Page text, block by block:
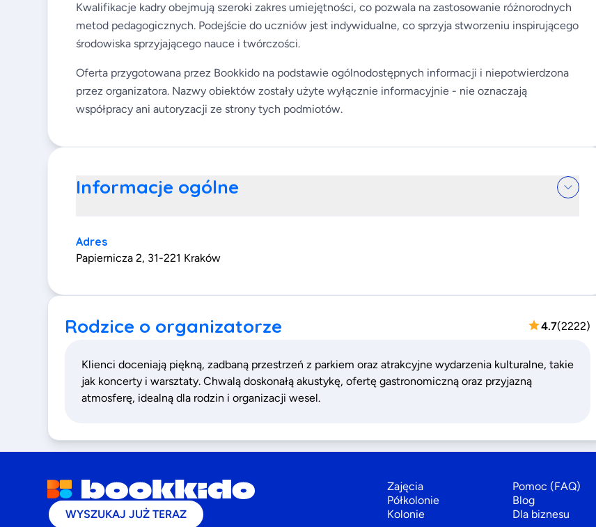
Kwalifikacje kadry obejmują szeroki zakres umiejętności, co pozwala na zastosowanie różnorodnych
metod pedagogicznych. Podejście do uczniów jest indywidualne, co sprzyja stworzeniu inspirującego
środowiska sprzyjającego nauce i twórczości.
Oferta przygotowana przez Bookkido na podstawie ogólnodostępnych informacji i niepotwierdzona
przez organizatora. Nazwy obiektów zostały użyte wyłącznie informacyjnie - nie oznaczają
współpracy ani autoryzacji ze strony tych podmiotów.
Informacje ogólne
Adres
Papiernicza 2, 31-221 Kraków
Rodzice o organizatorze 4.7(2222)
Klienci doceniają piękną, zadbaną przestrzeń z parkiem oraz atrakcyjne wydarzenia kulturalne, takie
jak koncerty i warsztaty. Chwalą doskonałą akustykę, ofertę gastronomiczną oraz przyjazną
atmosferę, idealną dla rodzin i organizacji wesel.
WYSZUKAJ JUŻ TERAZ
Zajęcia
Półkolonie
Kolonie
Pomoc (FAQ)
Blog
Dla biznesu